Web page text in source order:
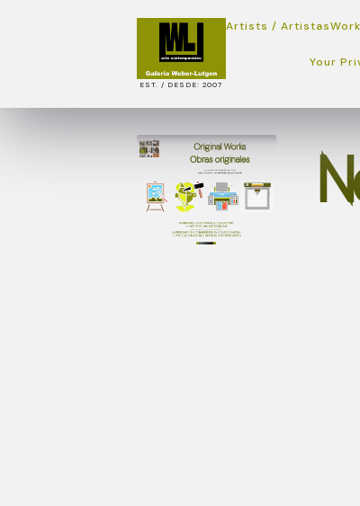
EST. / DESDE: 2007
Artists / Artistas
Your